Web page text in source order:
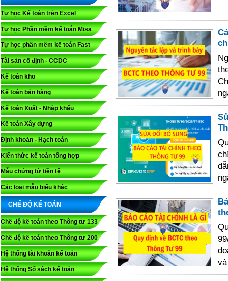
Tự học Kế toán trên Excel
Tự học Phần mềm kế toán Misa
Tự học phần mềm kế toán Fast
Tài sản cố định - CCDC
Kế toán kho
Kế toán bán hàng
Kế toán Xuất - Nhập khẩu
Kế toán Xây dựng
Định khoản - Hạch toán
Kiến thức kế toán tổng hợp
Mẫu chứng từ tiền tệ
Các loại mẫu biểu khác
CHẾ ĐỘ KẾ TOÁN
Chế độ kế toán theo Thông tư 133
Chế độ kế toán theo Thông tư 200
Hệ thống tài khoản kế toán
Hệ thống Sổ sách kế toán